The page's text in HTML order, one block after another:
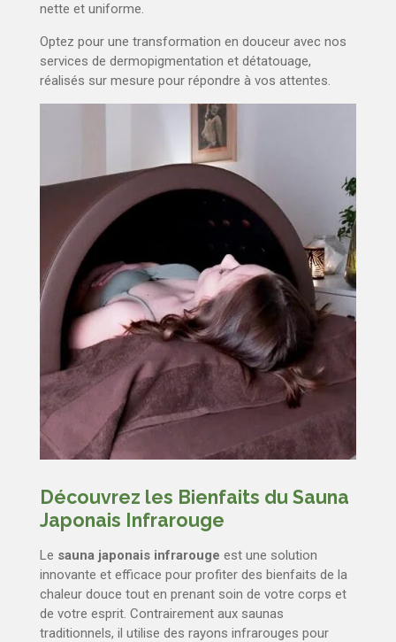
nette et uniforme.
Optez pour une transformation en douceur avec nos
services de dermopigmentation et détatouage,
réalisés sur mesure pour répondre à vos attentes.
Découvrez les Bienfaits du Sauna
Japonais Infrarouge
Le sauna japonais infrarouge est une solution
innovante et efficace pour profiter des bienfaits de la
chaleur douce tout en prenant soin de votre corps et
de votre esprit. Contrairement aux saunas
traditionnels, il utilise des rayons infrarouges pour